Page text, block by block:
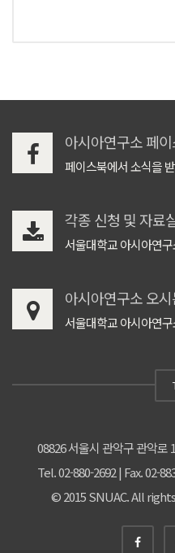
아시아연구소 페
페이스북에서 소식을
각종 신청 및 자료
서울대학교 아시아연
아시아연구소 오
서울대학교 아시아연
08826 서울시 관악구 관악로
Tel. 02-880-2692 | Fax. 02-
© 2015 SNUAC. All